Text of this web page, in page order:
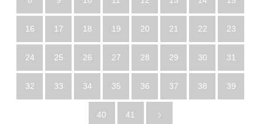
16 17 18 19 20 21 22 23
24 25 26 27 28 29 30 31
32 33 34 35 36 37 38 39
40 41